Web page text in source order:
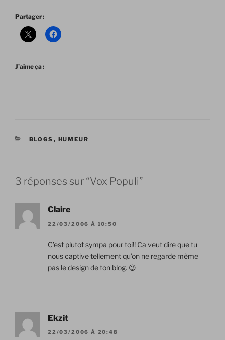
Partager :
J’aime ça :
CATÉGORIES
BLOGS , HUMEUR
3 réponses sur “Vox Populi”
Claire
22/03/2006 À 10:50
C’est plutot sympa pour toi!! Ca veut dire que tu
nous captive tellement qu’on ne regarde même
pas le design de ton blog. 😉
Ekzit
22/03/2006 À 20:48